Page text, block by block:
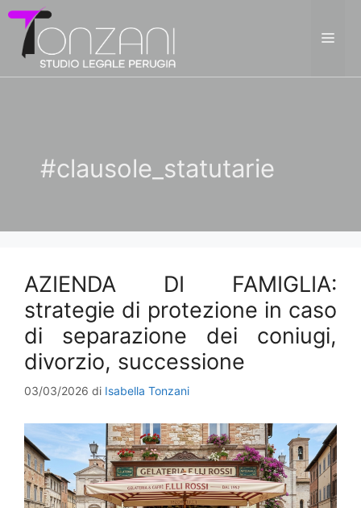
Vai
contenuto
#clausole_statutarie
AZIENDA DI FAMIGLIA:
strategie di protezione in caso
di separazione dei coniugi,
divorzio, successione
03/03/2026 di Isabella Tonzani